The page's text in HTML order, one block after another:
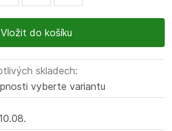
skladech:
vyberte variantu